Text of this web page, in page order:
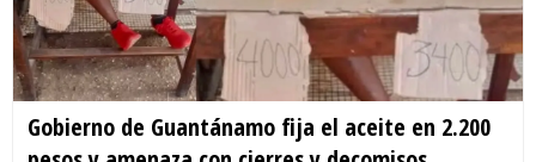
Gobierno de Guantánamo fija el aceite en 2.200